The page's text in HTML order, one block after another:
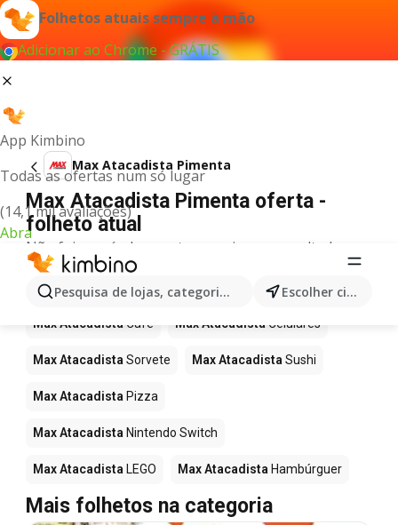
Folhetos atuais sempre à mão
Adicionar ao Chrome - GRÁTIS
App Kimbino
Todas as ofertas num só lugar
(14,1 mil avaliações)
Abra
Pesquisa de lojas, categorias,produtos... Escolher cidade
Max Atacadista Pimenta
Max Atacadista Pimenta oferta -
folheto atual
Não foi possível encontrar quaisquer resultados
para este termo.
Mais produtos em Max Atacadista
Max Atacadista Café Max Atacadista Celulares
Max Atacadista Sorvete Max Atacadista Sushi
Max Atacadista Pizza
Max Atacadista Nintendo Switch
Max Atacadista LEGO Max Atacadista Hambúrguer
Mais folhetos na categoria